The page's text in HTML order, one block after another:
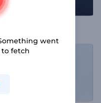
went
to fetch